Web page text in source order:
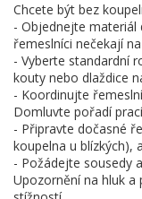
Chcete být bez
- Objednejte materiál
řemeslníci nečekají
- Vyberte standardní
kouty nebo dlaždice
- Koordinujte
Domluvte pořadí
- Připravte dočasné
koupelna u blízkých),
- Požádejte sousedy
Upozornění na hluk a